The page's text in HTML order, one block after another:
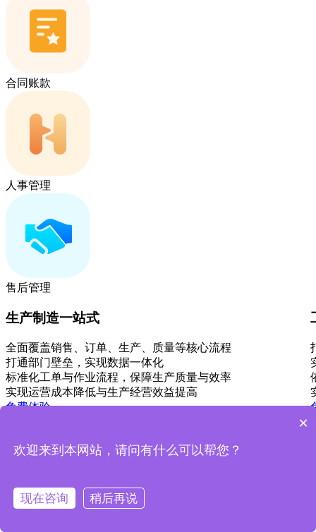
合同账款
人事管理
售后管理
生产制造一站式
全面覆盖销售、订单、生产、质量等核心流程
打通部门壁垒，实现数据一体化
标准化工单与作业流程，保障生产质量与效率
实现运营成本降低与生产经营效益提高
免费体验
×
欢迎来到本网站，请问有什么可以帮您？
现在咨询 稍后再说